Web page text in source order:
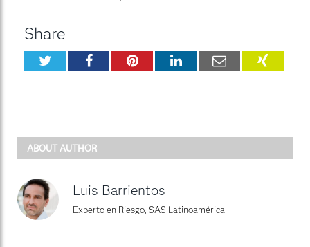
Share
TwitterFacebookPinterestLinkedInEmail XING
ABOUT AUTHOR
Luis Barrientos
Experto en Riesgo, SAS Latinoamérica